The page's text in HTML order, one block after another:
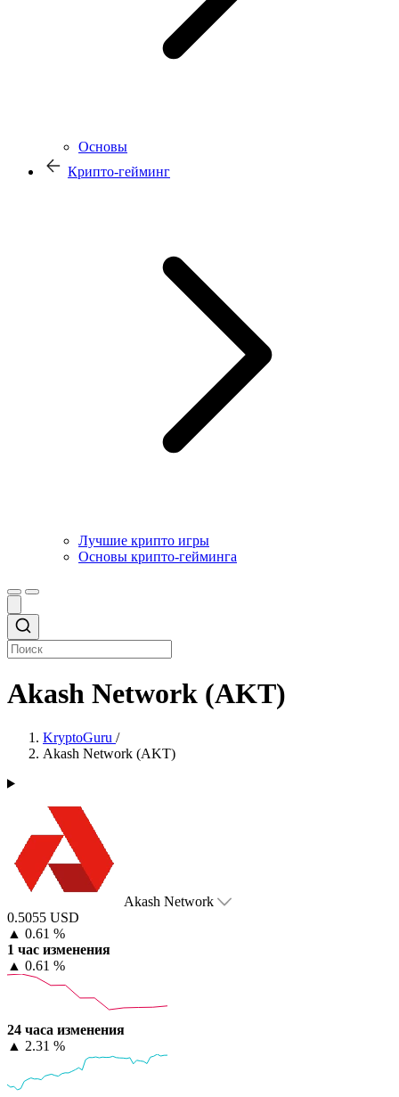
Основы
Крипто-гейминг
Лучшие крипто игры
Основы крипто-гейминга
Akash Network (AKT)
KryptoGuru /
Akash Network (AKT)
Akash Network
0.5055 USD
▲ 0.61 %
1 час изменения
▲ 0.61 %
24 часа изменения
▲ 2.31 %